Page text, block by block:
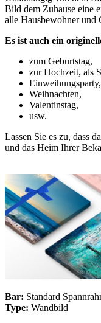
Bild dem Zuhause eine
alle Hausbewohner und
Es ist auch ein
zum Geburtstag,
zur Hochzeit, als
Einweihungsparty,
Weihnachten,
Valentinstag,
usw.
Lassen Sie es zu, dass
und das Heim Ihrer
Bar: Standard
Type: Wandbild